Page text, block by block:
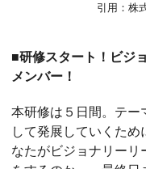
引用：株
■研修スタート！ビジ
メンバー！
本研修は５日間。テー
して発展していくた
なたがビジョナリーリ